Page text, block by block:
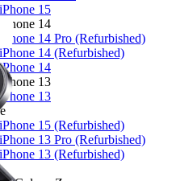
15
14
iPhone 14 Pro (Refurbished)
14 (Refurbished)
14
13
13
15 (Refurbished)
13 Pro (Refurbished)
13 (Refurbished)